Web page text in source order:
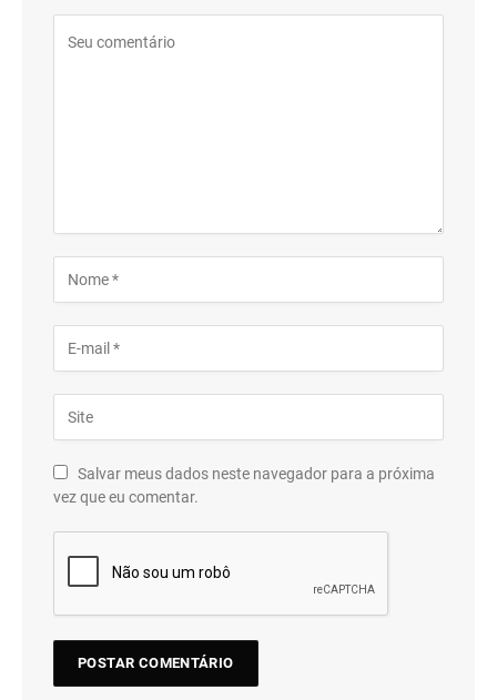
Salvar meus dados neste navegador para a próxima
vez que eu comentar.